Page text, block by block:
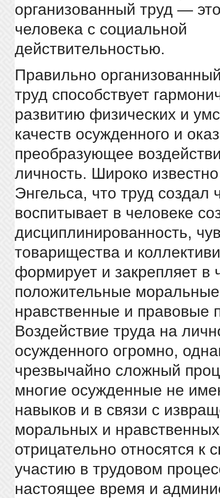
организованный труд —
человека с социальной
действительностью.
Правильно
труд способствует
развитию физических и
качеств осужденного и
преобразующее
личность. Широко
Энгельса, что труд создал
воспитывает в человеке
дисциплинированность,
товарищества и
формирует и закрепляет в
положительные
нравственные и правовые
Воздействие труда на
осужденного огромно,
чрезвычайно сложный
многие осужденные не
навыков и в связи с
моральных и
отрицательно относятся к
участию в трудовом
настоящее время и